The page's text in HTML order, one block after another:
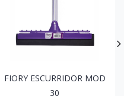
FIORY ESCURRIDOR MOD
30